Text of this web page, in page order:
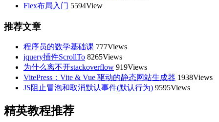
Flex布局入门 5594View
推荐文章
程序员的数学基础课 777Views
jquery插件ScrollTo 8265Views
为什么离不开stackoverflow 919Views
VitePress：Vite & Vue 驱动的静态网站生成器 1938Views
JS阻止冒泡和取消默认事件(默认行为) 9595Views
精英教程推荐